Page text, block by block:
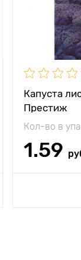
Капуста
Престиж
Кол-во в
1.59